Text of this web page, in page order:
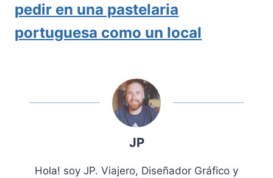
pedir en una pastelaria
portuguesa como un local
JP
Hola! soy JP. Viajero, Diseñador Gráfico y